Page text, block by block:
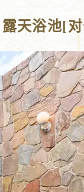
露天浴池[